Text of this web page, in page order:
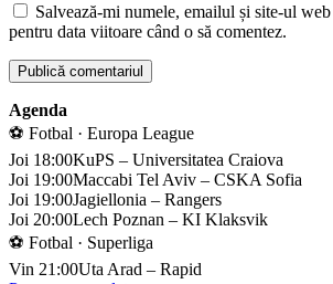
Salvează-mi numele, emailul și site-ul
pentru data viitoare când o să comentez.
Agenda
⚽ Fotbal · Europa League
Joi 18:00KuPS – Universitatea Craiova
Joi 19:00Maccabi Tel Aviv – CSKA Sofia
Joi 19:00Jagiellonia – Rangers
Joi 20:00Lech Poznan – KI Klaksvik
⚽ Fotbal · Superliga
Vin 21:00Uta Arad – Rapid